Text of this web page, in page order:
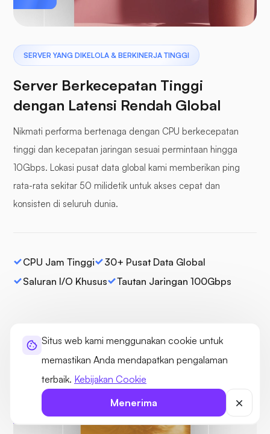
Situs web kami menggunakan cookie untuk
memastikan Anda mendapatkan pengalaman
terbaik. Kebijakan Cookie
Menerima
SERVER YANG DIKELOLA & BERKINERJA TINGGI
Server Berkecepatan Tinggi
dengan Latensi Rendah Global
Nikmati performa bertenaga dengan CPU berkecepatan
tinggi dan kecepatan jaringan sesuai permintaan hingga
10Gbps. Lokasi pusat data global kami memberikan ping
rata-rata sekitar 50 milidetik untuk akses cepat dan
konsisten di seluruh dunia.
CPU Jam Tinggi
30+ Pusat Data Global
Saluran I/O Khusus
Tautan Jaringan 100Gbps
Terlindung
Tidak ada
ditemukan